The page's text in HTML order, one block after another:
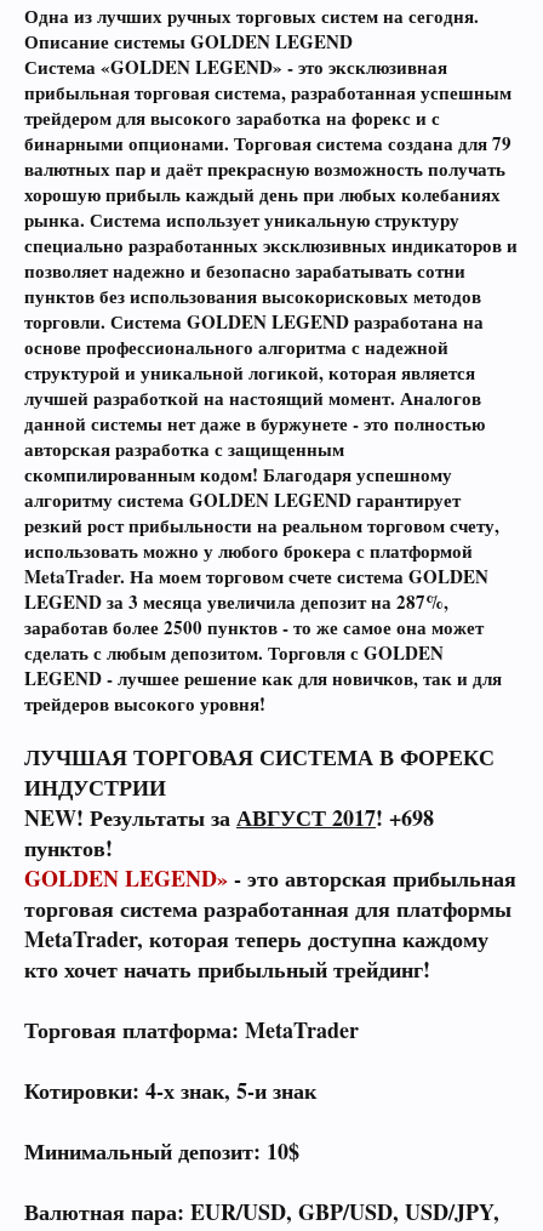
Одна из лучших ручных торговых систем на сегодня.
Описание системы GOLDEN LEGEND
Система «GOLDEN LEGEND» - это эксклюзивная
прибыльная торговая система, разработанная успешным
трейдером для высокого заработка на форекс и с
бинарными опционами. Торговая система создана для 79
валютных пар и даёт прекрасную возможность получать
хорошую прибыль каждый день при любых колебаниях
рынка. Система использует уникальную структуру
специально разработанных эксклюзивных индикаторов и
позволяет надежно и безопасно зарабатывать сотни
пунктов без использования высокорисковых методов
торговли. Система GOLDEN LEGEND разработана на
основе профессионального алгоритма с надежной
структурой и уникальной логикой, которая является
лучшей разработкой на настоящий момент. Аналогов
данной системы нет даже в буржунете - это полностью
авторская разработка с защищенным
скомпилированным кодом! Благодаря успешному
алгоритму система GOLDEN LEGEND гарантирует
резкий рост прибыльности на реальном торговом счету,
использовать можно у любого брокера с платформой
MetaTrader. На моем торговом счетесистема GOLDEN
LEGEND за 3 месяца увеличила депозит на 287%,
заработав более 2500 пунктов - то же самое она может
сделать с любым депозитом. Торговля с GOLDEN
LEGEND - лучшее решение как для новичков, так и для
трейдеров высокого уровня!
ЛУЧШАЯ ТОРГОВАЯ СИСТЕМА В ФОРЕКС
ИНДУСТРИИ
NEW! Результаты заАВГУСТ 2017! +698
пунктов!
GOLDEN LEGEND»- это авторская прибыльная
торговая система разработанная для платформы
MetaTrader, которая теперь доступна каждому
кто хочет начать прибыльный трейдинг!
Торговая платформа: MetaTrader
Котировки: 4-х знак, 5-и знак
Минимальный депозит: 10$
Валютная пара: EUR/USD, GBP/USD, USD/JPY,